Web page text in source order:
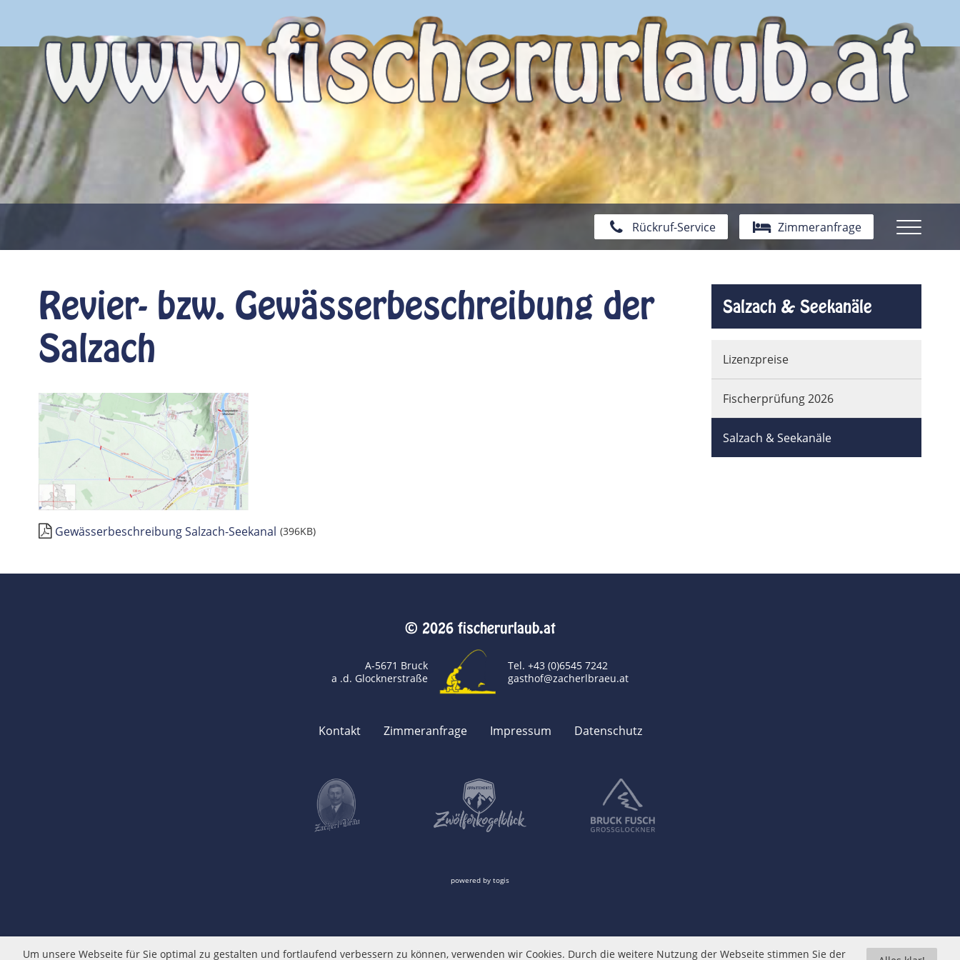
Rückruf-Service Zimmeranfrage
Revier- bzw. Gewässerbeschreibung der
Salzach
Gewässerbeschreibung Salzach-Seekanal (396KB)
Salzach & Seekanäle
Lizenzpreise
Fischerprüfung 2026
Salzach & Seekanäle
© 2026 fischerurlaub.at
A-5671 Bruck
a .d. Glocknerstraße
Tel. +43 (0)6545 7242
gasthof@zacherlbraeu.at
Kontakt Zimmeranfrage Impressum Datenschutz
powered by togis
Um unsere Webseite für Sie optimal zu gestalten und fortlaufend verbessern zu können, verwenden wir Cookies. Durch die weitere Nutzung der Webseite stimmen Sie der